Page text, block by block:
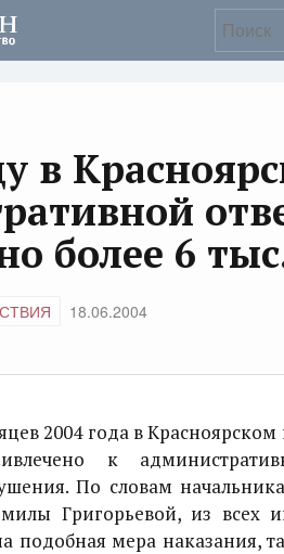
в
более 6
18.06.2004
2004 года в
к
По словам
Григорьевой, из всех
подобная мера наказания,